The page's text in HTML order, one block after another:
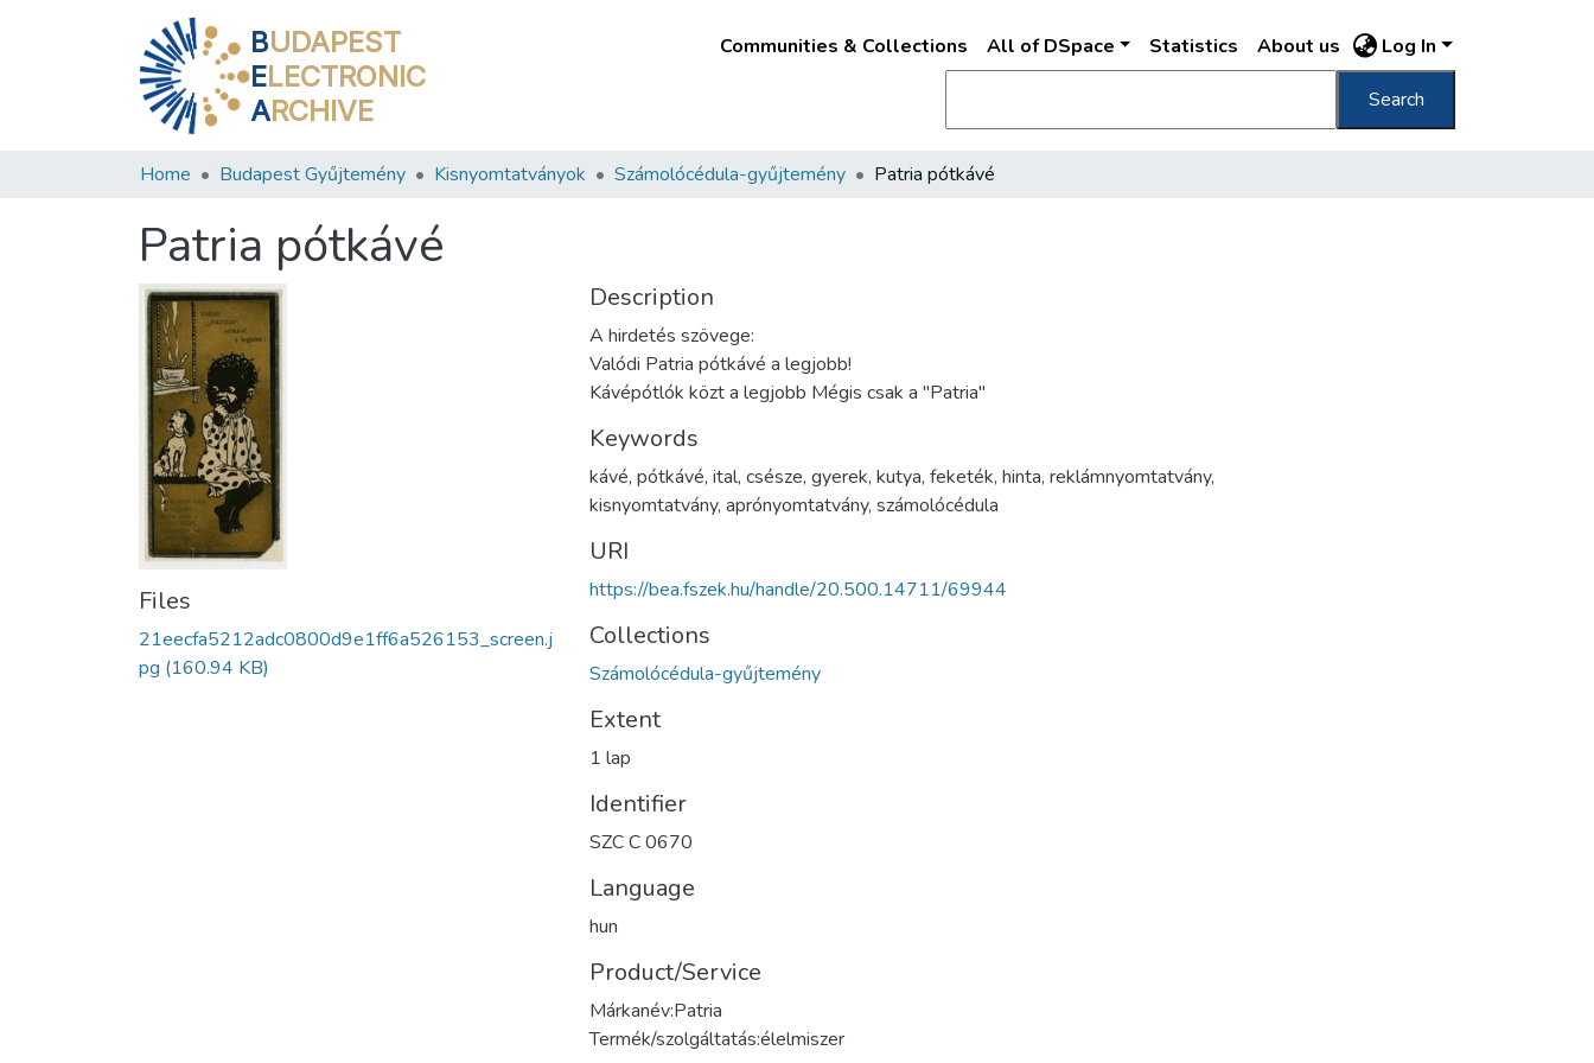
BUDAPEST
ELECTRONIC
ARCHIVE
Communities & Collections All of DSpace Statistics About us Log In
Search
Home Budapest Gyűjtemény Kisnyomtatványok Számolócédula-gyűjtemény Patria pótkávé
Patria pótkávé
Files
21eecfa5212adc0800d9e1ff6a526153_screen.j
pg (160.94 KB)
Description
A hirdetés szövege:
Valódi Patria pótkávé a legjobb!
Kávépótlók közt a legjobb Mégis csak a "Patria"
Keywords
kávé, pótkávé, ital, csésze, gyerek, kutya, feketék, hinta, reklámnyomtatvány,
kisnyomtatvány, aprónyomtatvány, számolócédula
URI
https://bea.fszek.hu/handle/20.500.14711/69944
Collections
Számolócédula-gyűjtemény
Extent
1 lap
Identifier
SZC C 0670
Language
hun
Product/Service
Márkanév:Patria
Termék/szolgáltatás:élelmiszer